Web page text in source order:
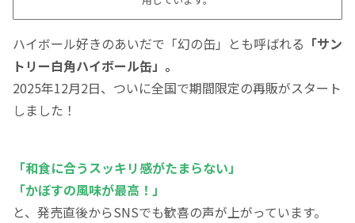
ハイボール好きのあいだで「幻の缶」とも呼ばれる 「サン
トリー白角ハイボール缶」。
2025年12月2日、ついに全国で期間限定の再販がスタート
しました！
「和食に合うスッキリ感がたまらない」
「かぼすの風味が最高！」
と、発売直後からSNSでも歓喜の声が上がっています。